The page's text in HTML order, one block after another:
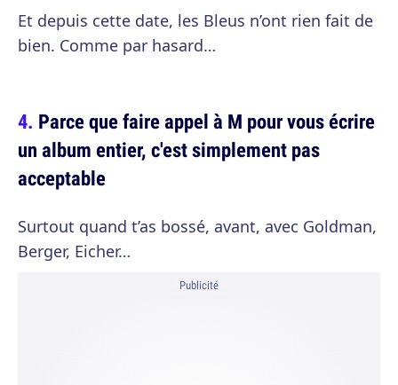
Et depuis cette date, les Bleus n’ont rien fait de
bien. Comme par hasard…
Parce que faire appel à M pour vous écrire
un album entier, c'est simplement pas
acceptable
Surtout quand t’as bossé, avant, avec Goldman,
Berger, Eicher…
Publicité